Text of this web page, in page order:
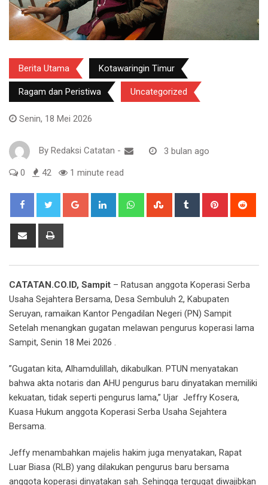
Berita Utama Kotawaringin Timur
Ragam dan Peristiwa Uncategorized
Senin, 18 Mei 2026
By Redaksi Catatan - 3 bulan ago
0 42 1 minute read
Google+ LinkedIn WhatsappStumbleUpon
Tumblr Pinterest
Share
CATATAN.CO.ID, Sampit – Ratusan anggota Koperasi Serba
Usaha Sejahtera Bersama, Desa Sembuluh 2, Kabupaten
Seruyan, ramaikan Kantor Pengadilan Negeri (PN) Sampit
Setelah menangkan gugatan melawan pengurus koperasi lama
Sampit, Senin 18 Mei 2026 .
”Gugatan kita, Alhamdulillah, dikabulkan. PTUN menyatakan
bahwa akta notaris dan AHU pengurus baru dinyatakan memiliki
kekuatan, tidak seperti pengurus lama,” Ujar Jeffry Kosera,
Kuasa Hukum anggota Koperasi Serba Usaha Sejahtera
Bersama.
Jeffy menambahkan majelis hakim juga menyatakan, Rapat
Luar Biasa (RLB) yang dilakukan pengurus baru bersama
anggota koperasi dinyatakan sah. Sehingga tergugat diwajibkan